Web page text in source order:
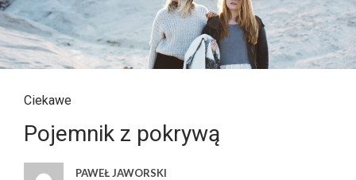
Ciekawe
Pojemnik z pokrywą
PAWEŁ JAWORSKI